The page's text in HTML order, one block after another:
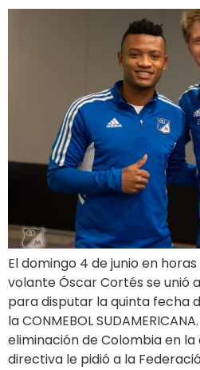
El domingo 4 de junio en
volante Óscar Cortés se unió
para disputar la quinta fecha
la CONMEBOL
eliminación de Colombia en
directiva le pidió a la